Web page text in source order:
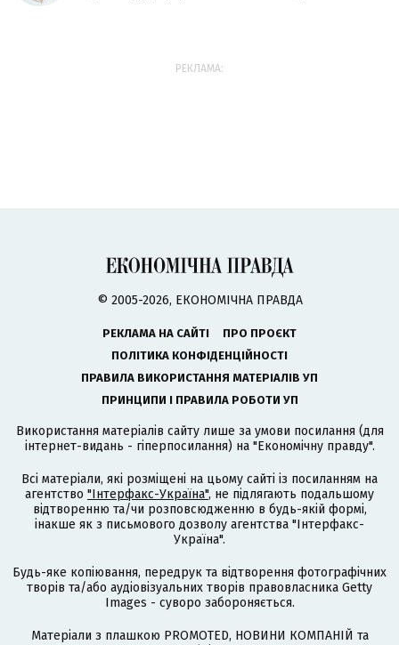
РЕКЛАМА:
© 2005-2026, ЕКОНОМІЧНА ПРАВДА
РЕКЛАМА НА САЙТІ
ПРО ПРОЄКТ
ПОЛІТИКА КОНФІДЕНЦІЙНОСТІ
ПРАВИЛА ВИКОРИСТАННЯ МАТЕРІАЛІВ УП
ПРИНЦИПИ І ПРАВИЛА РОБОТИ УП
Використання матеріалів сайту лише за умови посилання (для
інтернет-видань - гіперпосилання) на "Економічну правду".
Всі матеріали, які розміщені на цьому сайті із посиланням на
агентство "Інтерфакс-Україна", не підлягають подальшому
відтворенню та/чи розповсюдженню в будь-якій формі,
інакше як з письмового дозволу агентства "Інтерфакс-
Україна".
Будь-яке копіювання, передрук та відтворення фотографічних
творів та/або аудіовізуальних творів правовласника Getty
Images - суворо забороняється.
Матеріали з плашкою PROMOTED, НОВИНИ КОМПАНІЙ та